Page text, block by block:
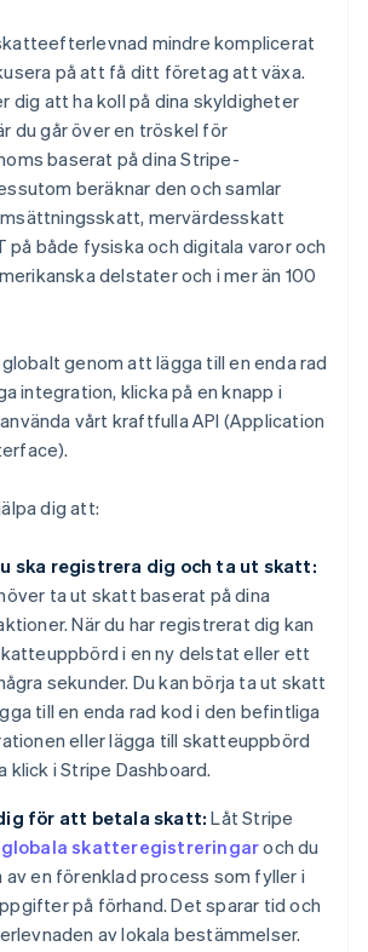
mindre komplicerat
på att få ditt företag att växa.
dig att ha koll på dina skyldigheter
du går över en tröskel för
baserat på dina Stripe-
beräknar den och samlar
mervärdesskatt
på både fysiska och digitala varor och
delstater och i mer än 100
genom att lägga till en enda rad
integration, klicka på en knapp i
vårt kraftfulla API (Application
dig att:
ska registrera dig och ta ut skatt:
ta ut skatt baserat på dina
När du har registrerat dig kan
i en ny delstat eller ett
sekunder. Du kan börja ta ut skatt
till en enda rad kod i den befintliga
eller lägga till skatteuppbörd
klick i Stripe Dashboard.
för att betala skatt: Låt Stripe
globala skatteregistreringaroch du
av en förenklad process som fyller i
på förhand. Det sparar tid och
av lokala bestämmelser.